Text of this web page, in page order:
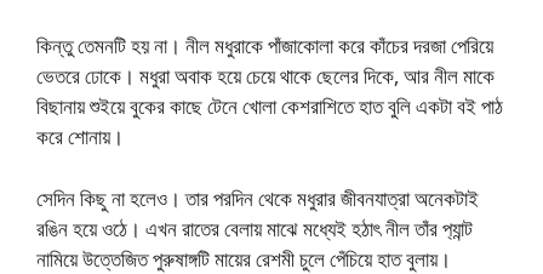
কিন্তু তেমনটি হয় না। নীল মধুরাকে পাঁজাকোলা করে কাঁচের দরজা পেরিয়ে
ভেতরে ঢোকে। মধুরা অবাক হয়ে চেয়ে থাকে ছেলের দিকে, আর নীল মাকে
বিছানায় শুইয়ে বুকের কাছে টেনে খোলা কেশরাশিতে হাত বুলি একটা বই পাঠ
করে শোনায়।
সেদিন কিছু না হলেও। তার পরদিন থেকে মধুরার জীবনযাত্রা অনেকটাই
রঙিন হয়ে ওঠে। এখন রাতের বেলায় মাঝে মধ্যেই হঠাৎ নীল তাঁর প‍্যান্ট
নামিয়ে উত্তেজিত পুরুষাঙ্গটি মায়ের রেশমী চুলে পেঁচিয়ে হাত বুলায়।